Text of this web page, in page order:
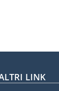
LINK